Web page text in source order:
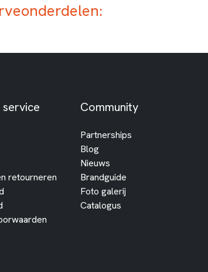
retourneren
Community
Partnerships
Blog
Nieuws
Brandguide
Foto galerij
Catalogus